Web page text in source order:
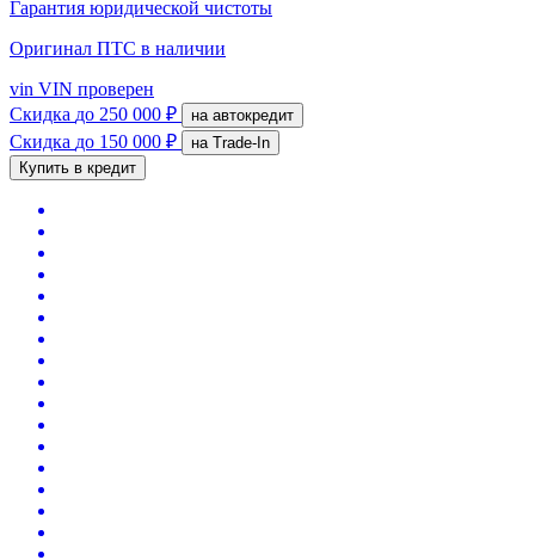
Гарантия юридической чистоты
Оригинал ПТС в наличии
vin VIN проверен
Скидка до 250 000 ₽ на автокредит
Скидка до 150 000 ₽
на Trade-In
Купить в кредит